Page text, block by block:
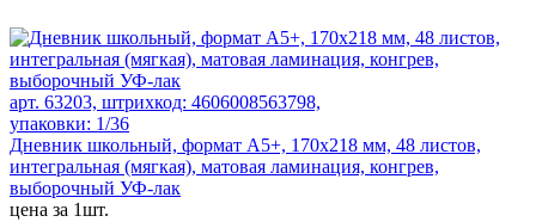
арт. 63203, штрихкод: 4606008563798,
упаковки: 1/36
Дневник школьный, формат А5+, 170х218 мм, 48 листов,
интегральная (мягкая), матовая ламинация, конгрев,
выборочный УФ-лак
цена за 1шт.